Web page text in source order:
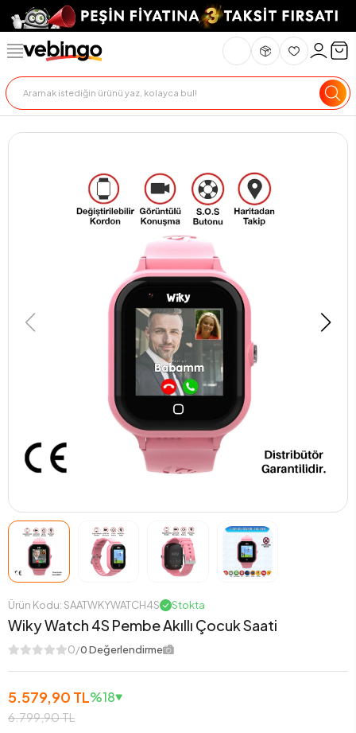
Ürün Kodu: SAATWKYWATCH4S Stokta
Wiky Watch 4S Pembe Akıllı Çocuk Saati
0/0 Değerlendirme
5.579,90 TL
6.799,90 TL
%18
Genel Bakış Ürün Açıklaması Teslimat Ve İade Ödeme